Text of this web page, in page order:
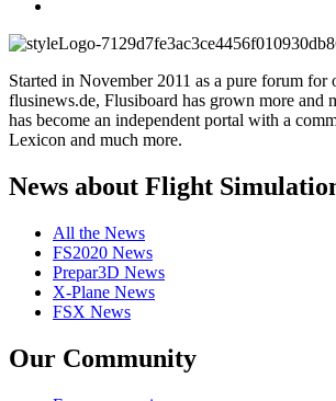
Started in November 2011 as a pure forum for
flusinews.de, Flusiboard has grown more and
has become an independent portal with a
Lexicon and much more.
News about Flight
All the News
FS2020 News
Prepar3D News
X-Plane News
FSX News
Our Community